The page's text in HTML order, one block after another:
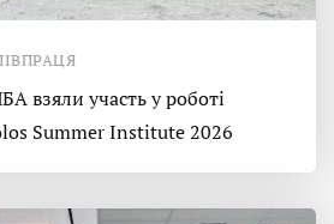
взяли участь у роботі
Summer Institute 2026